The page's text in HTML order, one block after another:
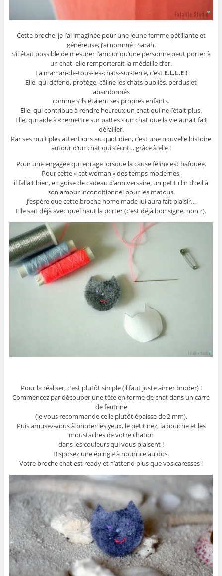
Cette broche, je l’ai imaginée pour une jeune femme pétillante et
généreuse, j’ai nommé : Sarah.
S’il était possible de mesurer l’amour qu’une personne peut porter à
un chat, elle remporterait la médaille d’or.
La maman-de-tous-les-chats-sur-terre, c’est E.L.L.E !
Elle, qui défend, protège, câline les chats oubliés, perdus et
abandonnés
comme s’ils étaient ses propres enfants.
Elle, qui contribue à rendre heureux un chat qui ne l’était plus.
Elle, qui aide à « remettre sur pattes » un chat que la vie aurait fait
dérailler.
Par ses multiples attentions au quotidien, c’est une nouvelle histoire
autour d’un chat qui s’écrit… grâce à elle !
Pour une engagée qui enrage lorsque la cause féline est bafouée.
Pour cette « cat woman » des temps modernes,
il fallait bien, en guise de cadeau d’anniversaire, un petit clin d’œil à
son amour inconditionnel pour les matous.
J’espère que cette broche home made lui aura fait plaisir…
Elle sait déjà avec quel haut la porter (c’est déjà bon signe, non ?).
Pour la réaliser, c’est plutôt simple (il faut juste aimer broder) !
Commencez par découper une tête en forme de chat dans un carré
de feutrine
(je vous recommande celle plutôt épaisse de 2 mm).
Puis amusez-vous à broder les yeux, le petit nez, la bouche et les
moustaches de votre chaton
dans les couleurs qui vous plaisent !
Disposez une épingle à nourrice au dos.
Votre broche chat est ready et n’attend plus que vos caresses !